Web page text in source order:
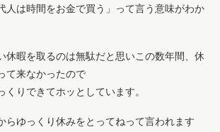
人は時間をお金で買う」って言う意味がわか
休暇を取るのは無駄だと思いこの数年間、休
て来なかったので
くりできてホッとしています。
らゆっくり休みをとってねって言われます